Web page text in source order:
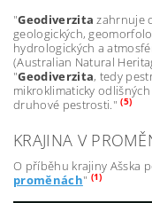
"Geodiverzita zahrnuje
geologických,
hydrologických a
(Australian Natural
"Geodiverzita, tedy
mikroklimaticky
druhové pestrosti."(5)
KRAJINA V
O příběhu krajiny Ašska
proměnách" (1)